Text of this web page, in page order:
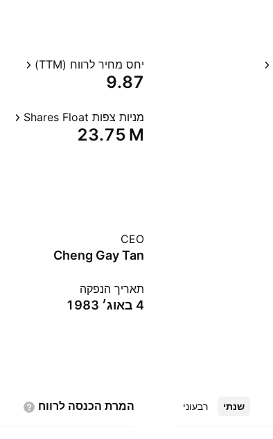
יחס מחיר לרווח (TTM)
9.87
מניות צפות Shares Float
‪23.75 M‬
CEO
Cheng Gay Tan
תאריך הנפקה
4 באוג׳ 1983
שנתי רבעוני המרת הכנסה לרווח